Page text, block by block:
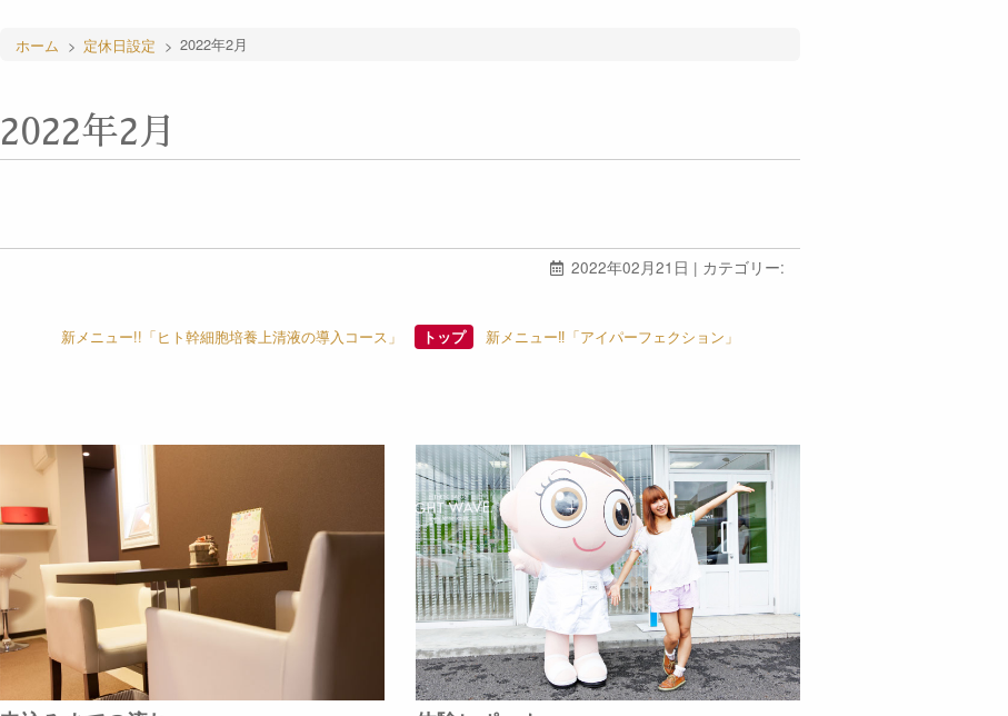
ホーム > 定休日設定 > 2022年2月
2022年2月
2022年02月21日 | カテゴリー:
新メニュー!!「ヒト幹細胞培養上清液の導入コース」 トップ 新メニュー‼「アイパーフェクション」